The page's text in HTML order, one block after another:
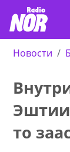
Новости
то